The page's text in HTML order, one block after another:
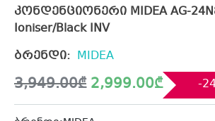
კონდენციონერი MIDEA AG-
Ioniser/Black INV
ბრენდი: MIDEA
3,949.00₾
Original
was:
2,999.00₾
Current
is:
-